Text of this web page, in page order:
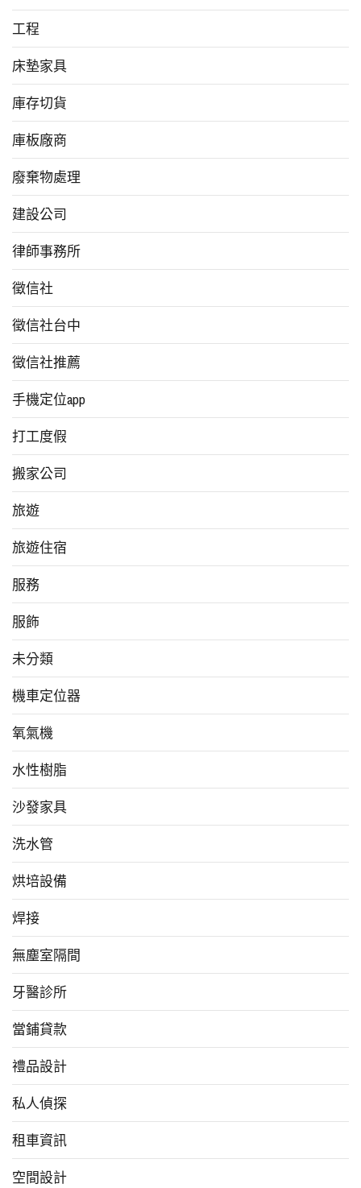
工程
床墊家具
庫存切貨
庫板廠商
廢棄物處理
建設公司
律師事務所
徵信社
徵信社台中
徵信社推薦
手機定位app
打工度假
搬家公司
旅遊
旅遊住宿
服務
服飾
未分類
機車定位器
氧氣機
水性樹脂
沙發家具
洗水管
烘培設備
焊接
無塵室隔間
牙醫診所
當鋪貸款
禮品設計
私人偵探
租車資訊
空間設計